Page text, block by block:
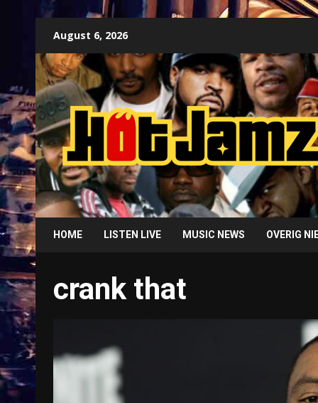
content
August 6, 2026
HOME LISTEN LIVE MUSIC NEWS OVERIG
crank that